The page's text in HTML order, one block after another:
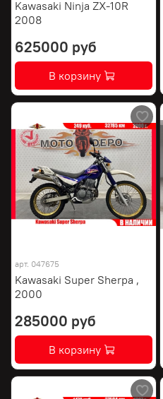
Kawasaki Ninja ZX-10R
2008
625000 руб
В корзину
арт. 047675
Kawasaki Super Sherpa ,
2000
285000 руб
В корзину